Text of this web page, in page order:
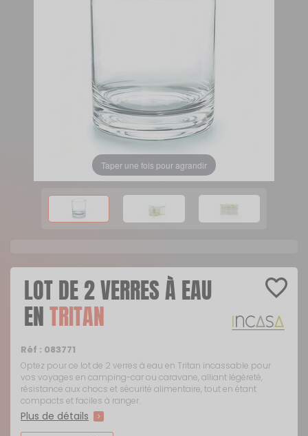
Taper une fois pour agrandir
LOT DE 2 VERRES À EAU
ENTRITAN
Réf : 083771
Optez pour ce lot de 2 verres à eau en Tritan incassable pour
vos voyages en camping-car ou caravane, alliant légèreté,
résistance aux chocs et sécurité alimentaire, tout en étant
compacts et faciles à ranger.
Plus de détails